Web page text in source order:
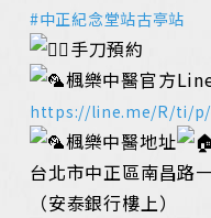
#中正紀念堂站古亭站
手刀預約
楓樂中醫官方
https://line.me/R/ti/p/
楓樂中醫地址
台北市中正區南昌路
（安泰銀行樓上）